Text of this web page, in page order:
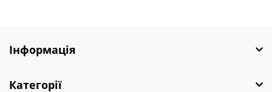
Інформація
Категорії